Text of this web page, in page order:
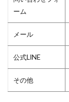
ーム
メール
公式LINE
その他